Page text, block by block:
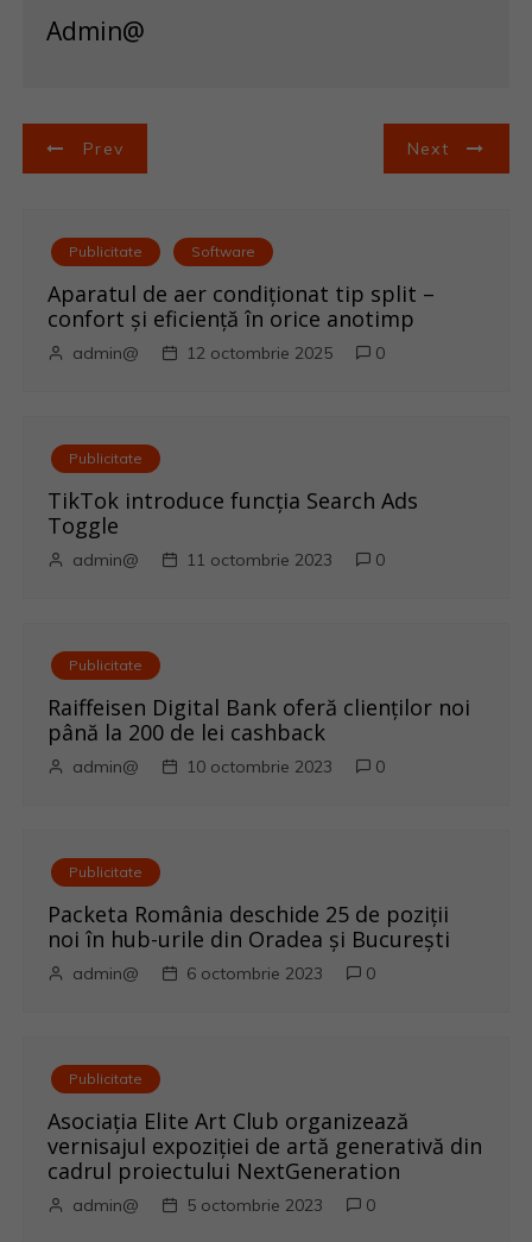
Admin@
N
Prev Next
Publicitate Software
Aparatul de aer condiționat tip split –
confort și eficiență în orice anotimp
admin@ 12 octombrie 2025 0
Publicitate
TikTok introduce funcția Search Ads
Toggle
admin@ 11 octombrie 2023 0
Publicitate
Raiffeisen Digital Bank oferă clienților noi
până la 200 de lei cashback
admin@ 10 octombrie 2023 0
Publicitate
Packeta România deschide 25 de poziții
noi în hub-urile din Oradea și București
admin@ 6 octombrie 2023 0
Publicitate
Asociația Elite Art Club organizează
vernisajul expoziției de artă generativă din
cadrul proiectului NextGeneration
admin@ 5 octombrie 2023 0